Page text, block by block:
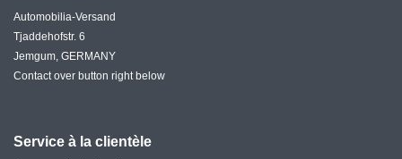
Automobilia-Versand
Tjaddehofstr. 6
Jemgum, GERMANY
Contact over button right below
Service à la clientèle